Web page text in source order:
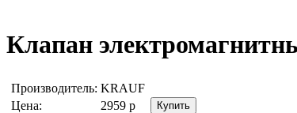
Клапан
Производитель: KRAUF
Цена:
2959 р